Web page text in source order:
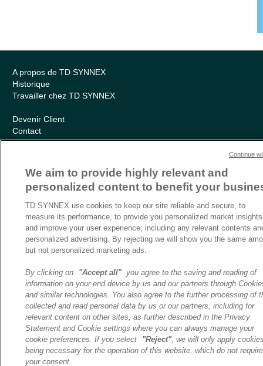
A propos de TD SYNNEX
Historique
Travailler chez TD SYNNEX
Devenir Client
Contact
Cookies Settings
Relations Investisseurs
Ethics and Compliance
Politique Environnementale – RSE
Conditions générales
Charte de confidentialité
Informations sur le transfert des données
Sitemap
We aim to provide highly relevant and
personalized content to benefit your
TD SYNNEX use cookies to keep our site reliable and secure, to
measure its performance, to provide you personalized market insights
and improve your user experience; including any relevant contents
personalized advertising. By rejecting we will show you the same
but not personalized marketing ads.
By clicking on "Accept all"you agree to the saving and reading of
information on your end device by us and our partners through
and similar technologies. You also agree to the further processing of
collected and read personal data by us or our partners, including for
relevant content on other sites, as further described in the Privacy
Statement and Cookie settings where you can always manage your
cookie preferences. If you select
"Reject", we will only apply
being necessary for the operation of this website, which do not require
your consent.
Continue